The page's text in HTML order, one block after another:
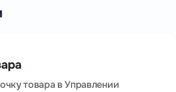
товара в Управлении